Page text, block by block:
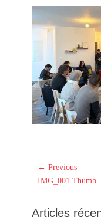
Navigation
de
← Previous
Previous
IMG_001 Thumb
Articles